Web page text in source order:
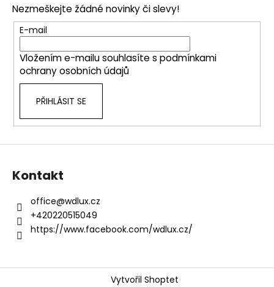
a
c
í
p
r
ý
p
Nezmeškejte žádné novinky či slevy!
E-mail
Vložením e-mailu souhlasíte s podmínkami
ochrany osobních údajů
PŘIHLÁSIT SE
Kontakt
office@wdlux.cz
+420220515049
https://www.facebook.com/wdlux.cz/
Vytvořil Shoptet